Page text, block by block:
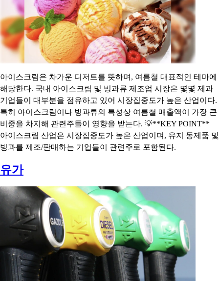
아이스크림은 차가운 디저트를 뜻하며, 여름철 대표적인 테마에
해당한다. 국내 아이스크림 및 빙과류 제조업 시장은 몇몇 제과
기업들이 대부분을 점유하고 있어 시장집중도가 높은 산업이다.
특히 아이스크림이나 빙과류의 특성상 여름철 매출액이 가장 큰
비중을 차지해 관련주들이 영향을 받는다. 💡**KEY POINT**
아이스크림 산업은 시장집중도가 높은 산업이며, 유지 동제품 및
빙과를 제조/판매하는 기업들이 관련주로 포함된다.
유가